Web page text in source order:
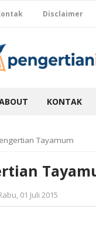
Disclaimer
KONTAK
Tayamum
01 Juli 2015